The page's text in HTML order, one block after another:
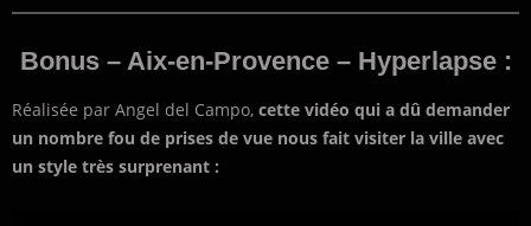
Bonus – Aix-en-Provence – Hyperlapse :
Réalisée par Angel del Campo, cette vidéo qui a dû demander
un nombre fou de prises de vue nous fait visiter la ville avec
un style très surprenant :